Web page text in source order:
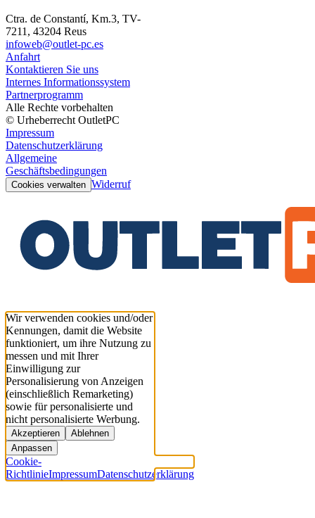
Ctra. de Constantí, Km.3, TV-
7211, 43204 Reus
infoweb@outlet-pc.es
Anfahrt
Kontaktieren Sie uns
Internes Informationssystem
Partnerprogramm
Alle Rechte vorbehalten
© Urheberrecht OutletPC
Impressum
Datenschutzerklärung
Allgemeine
Geschäftsbedingungen
Cookies verwalten Widerruf
Wir verwenden cookies und/oder
Kennungen, damit die Website
funktioniert, um ihre Nutzung zu
messen und mit Ihrer
Einwilligung zur
Personalisierung von Anzeigen
(einschließlich Remarketing)
sowie für personalisierte und
nicht personalisierte Werbung.
Akzeptieren
Ablehnen
Anpassen
Cookie-
RichtlinieImpressumDatenschutzerklärung